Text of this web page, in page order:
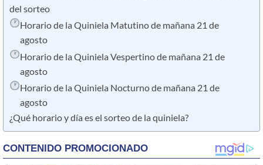
del sorteo
Horario de la Quiniela Matutino de mañana 21 de
agosto
Horario de la Quiniela Vespertino de mañana 21 de
agosto
Horario de la Quiniela Nocturno de mañana 21 de
agosto
¿Qué horario y día es el sorteo de la quiniela?